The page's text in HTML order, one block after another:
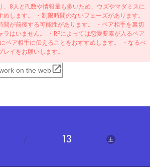
、8人とPL数や情報量も多いため、ウズやマダミスに
します。 ・制限時間のないフェーズがあります。
間が前後する可能性があります。 ・ペア相手を裏切
はいません。 ・RPによっては恋愛要素が入るペア
ペア相手に伝えることをおすすめします。 ・なるべ
イをお願いします。
on the web
13 土